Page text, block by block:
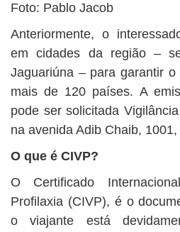
Foto: Pablo Jacob
Anteriormente, o
em cidades da região –
Jaguariúna – para garantir
mais de 120 países. A
pode ser solicitada
na avenida Adib Chaib,
O que é CIVP?
O Certificado
Profilaxia (CIVP), é o
o viajante está